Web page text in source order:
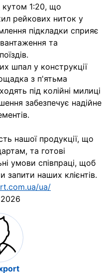
кутом 1:20, що
рейкових ниток у
підкладки сприяє
та
шпал у конструкції
з п'ятьма
під колійні милиці
забезпечує надійне
нашої продукції, що
та готові
умови співпраці, щоб
наших клієнтів.
ua/